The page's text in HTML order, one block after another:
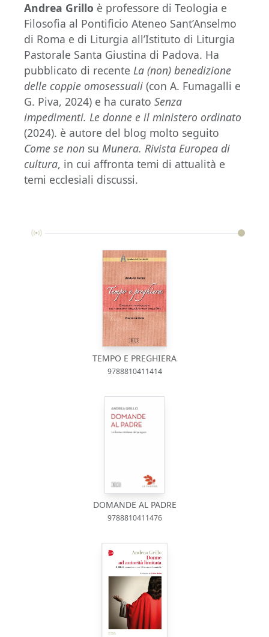
Andrea Grillo è professore di Teologia e
Filosofia al Pontificio Ateneo Sant’Anselmo
di Roma e di Liturgia all’Istituto di Liturgia
Pastorale Santa Giustina di Padova. Ha
pubblicato di recente La (non) benedizione
delle coppie omosessuali (con A. Fumagalli e
G. Piva, 2024) e ha curato Senza
impedimenti. Le donne e il ministero ordinato
(2024). è autore del blog molto seguito
Come se non su Munera. Rivista Europea di
cultura, in cui affronta temi di attualità e
temi ecclesiali discussi.
TEMPO E PREGHIERA
9788810411414
DOMANDE AL PADRE
9788810411476